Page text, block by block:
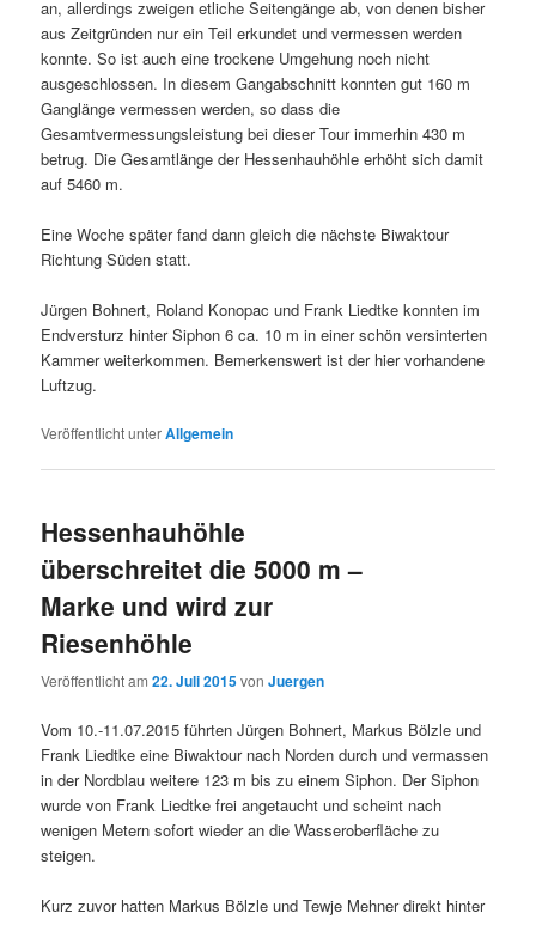
an, allerdings zweigen etliche Seitengänge ab, von denen bisher
aus Zeitgründen nur ein Teil erkundet und vermessen werden
konnte. So ist auch eine trockene Umgehung noch nicht
ausgeschlossen. In diesem Gangabschnitt konnten gut 160 m
Ganglänge vermessen werden, so dass die
Gesamtvermessungsleistung bei dieser Tour immerhin 430 m
betrug. Die Gesamtlänge der Hessenhauhöhle erhöht sich damit
auf 5460 m.
Eine Woche später fand dann gleich die nächste Biwaktour
Richtung Süden statt.
Jürgen Bohnert, Roland Konopac und Frank Liedtke konnten im
Endversturz hinter Siphon 6 ca. 10 m in einer schön versinterten
Kammer weiterkommen. Bemerkenswert ist der hier vorhandene
Luftzug.
Veröffentlicht unterAllgemein
Hessenhauhöhle
überschreitet die 5000 m –
Marke und wird zur
Riesenhöhle
Veröffentlicht am22. Juli 2015vonJuergen
Vom 10.-11.07.2015 führten Jürgen Bohnert, Markus Bölzle und
Frank Liedtke eine Biwaktour nach Norden durch und vermassen
in der Nordblau weitere 123 m bis zu einem Siphon. Der Siphon
wurde von Frank Liedtke frei angetaucht und scheint nach
wenigen Metern sofort wieder an die Wasseroberfläche zu
steigen.
Kurz zuvor hatten Markus Bölzle und Tewje Mehner direkt hinter